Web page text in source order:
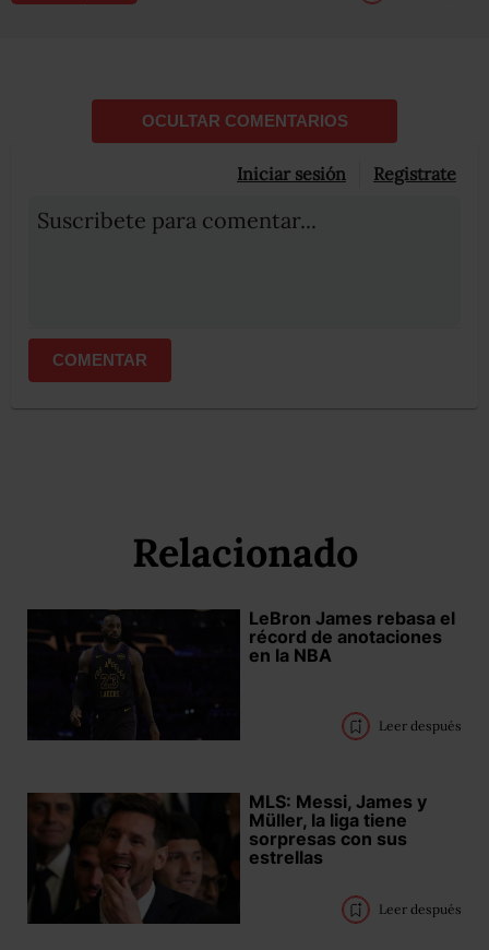
OCULTAR COMENTARIOS
Iniciar sesión Registrate
Suscribete para comentar...
COMENTAR
Relacionado
LeBron James rebasa el
récord de anotaciones
en la NBA
Leer después
MLS: Messi, James y
Müller, la liga tiene
sorpresas con sus
estrellas
Leer después